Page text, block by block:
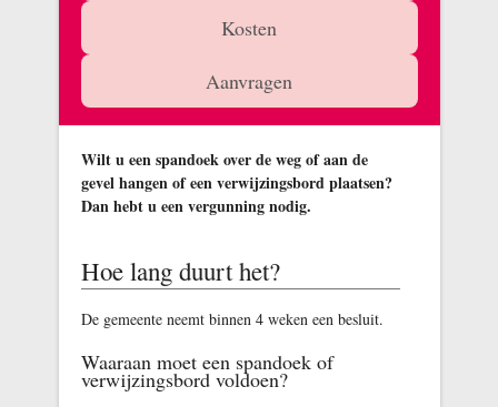
Kosten
Aanvragen
Wilt u een spandoek over de weg of aan de
gevel hangen of een verwijzingsbord plaatsen?
Dan hebt u een vergunning nodig.
Hoe lang duurt het?
De gemeente neemt binnen 4 weken een besluit.
Waaraan moet een spandoek of
verwijzingsbord voldoen?